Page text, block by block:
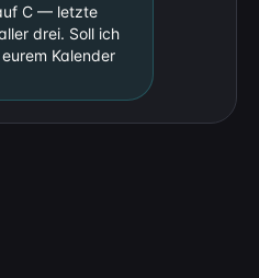
C — letzte
drei. Soll ich
Kalender